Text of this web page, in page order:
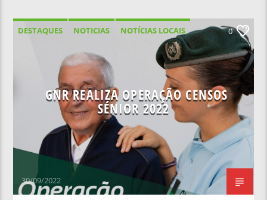
DESTAQUES NOTICIAS
NOTÍCIAS LOCAIS
NOTÍCIAS NACIONAIS
0
GNR REALIZA OPERAÇÃO CENSOS
SÉNIOR 2022
30/09/2022